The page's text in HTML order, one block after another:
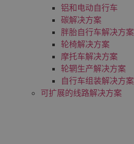
铝和电动自行车
碳解决方案
胖胎自行车解决方案
轮椅解决方案
摩托车解决方案
轮辋生产解决方案
自行车组装解决方案
可扩展的线路解决方案